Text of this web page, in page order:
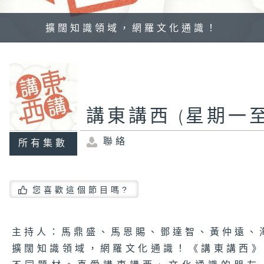
擴闊知識領域，網羅文化通識！
所有集數
講東講西 (星期一
聯絡
您喜歡這個節目嗎?
主持人：馬鼎盛、馬恩賜、鄧達智、黃仲遠、
擴闊知識領域，網羅文化通識！《講東講西